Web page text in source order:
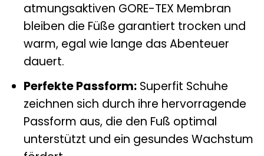
atmungsaktiven GORE-TEX Membran
bleiben die Füße garantiert trocken und
warm, egal wie lange das Abenteuer
dauert.
Perfekte Passform:Superfit Schuhe
zeichnen sich durch ihre hervorragende
Passform aus, die den Fuß optimal
unterstützt und ein gesundes Wachstum